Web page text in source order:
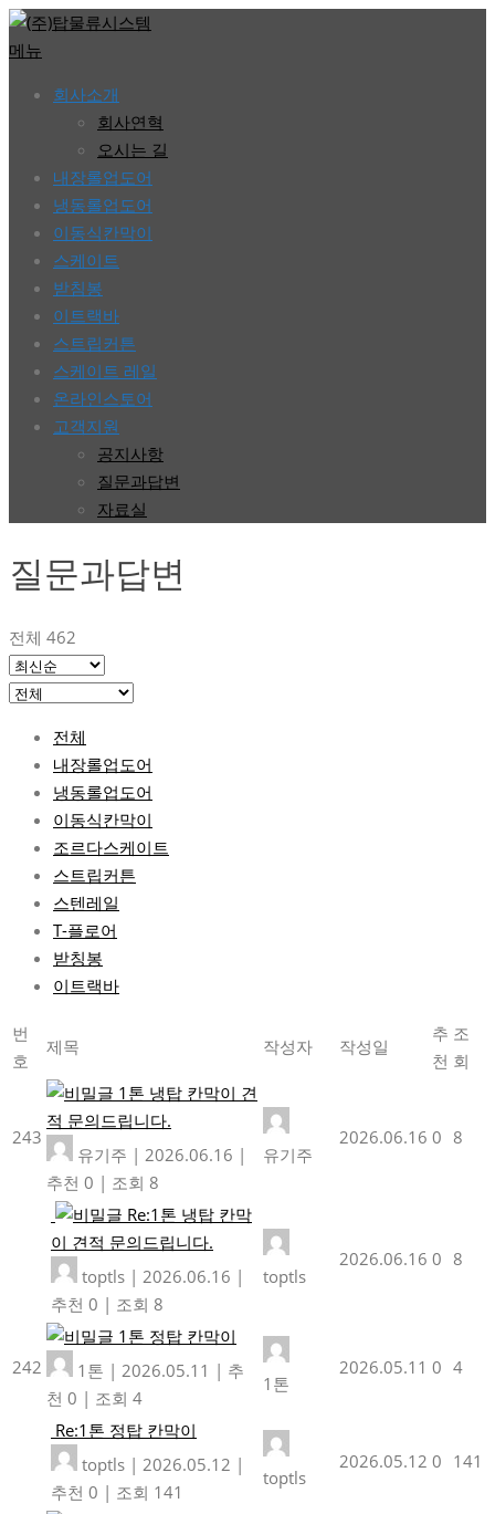
콘
텐
메뉴
회사소개
회사연혁
오시는 길
내장롤업도어
냉동롤업도어
이동식칸막이
스케이트
받침봉
이트랙바
스트립커튼
스케이트 레일
온라인스토어
고객지원
공지사항
질문과답변
자료실
질문과답변
전체 462
전체
내장롤업도어
냉동롤업도어
이동식칸막이
조르다스케이트
스트립커튼
스텐레일
T-플로어
받칭봉
이트랙바
번
호
제목 작성자 작성일
추
천
조
회
243
1톤 냉탑 칸막이 견
적 문의드립니다.
유기주 | 2026.06.16 |
추천 0 | 조회 8
유기주
2026.06.16 0 8
Re:1톤 냉탑 칸막
이 견적 문의드립니다.
toptls | 2026.06.16 |
추천 0 | 조회 8
toptls
2026.06.16 0 8
242
1톤 정탑 칸막이
1톤 | 2026.05.11 | 추
천 0 | 조회 4
1톤
2026.05.11 0 4
Re:1톤 정탑 칸막이
toptls | 2026.05.12 |
추천 0 | 조회 141
toptls
2026.05.12 0 141